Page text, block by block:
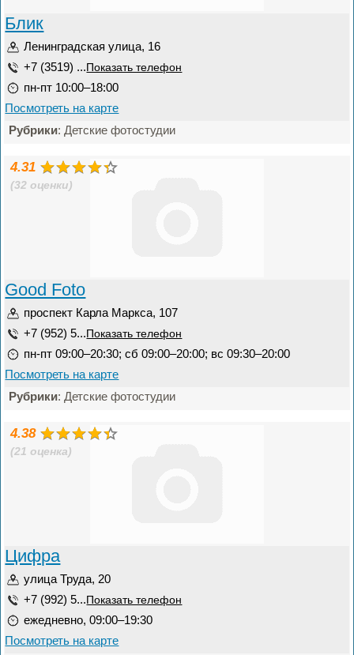
Блик
Ленинградская улица, 16
+7 (3519) ... Показать телефон
пн-пт 10:00–18:00
Посмотреть на карте
Рубрики: Детские фотостудии
4.31
(32 оценки)
Good Foto
проспект Карла Маркса, 107
+7 (952) 5... Показать телефон
пн-пт 09:00–20:30; сб 09:00–20:00; вс 09:30–20:00
Посмотреть на карте
Рубрики: Детские фотостудии
4.38
(21 оценка)
Цифра
улица Труда, 20
+7 (992) 5... Показать телефон
ежедневно, 09:00–19:30
Посмотреть на карте